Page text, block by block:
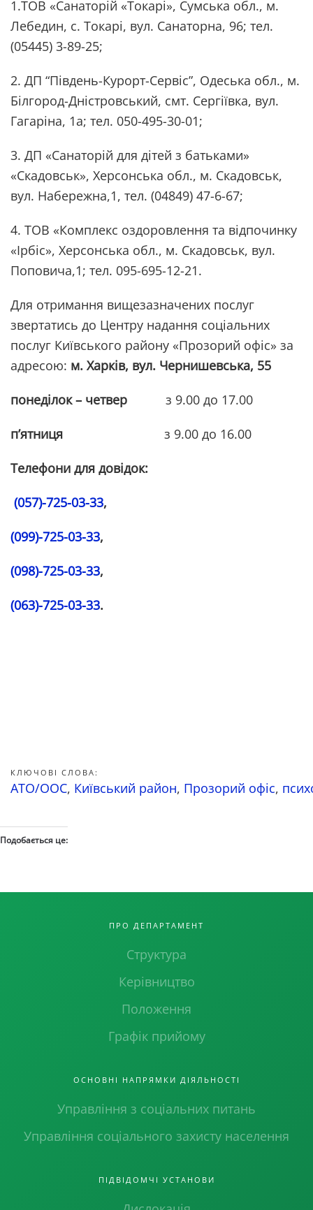
1.ТОВ «Санаторій «Токарі», Сумська обл., м.
Лебедин, с. Токарі, вул. Санаторна, 96; тел.
(05445) 3-89-25;
2. ДП “Південь-Курорт-Сервіс”, Одеська обл., м.
Білгород-Дністровський, смт. Сергіївка, вул.
Гагаріна, 1а; тел. 050-495-30-01;
3. ДП «Санаторій для дітей з батьками»
«Скадовськ», Херсонська обл., м. Скадовськ,
вул. Набережна,1, тел. (04849) 47-6-67;
4. ТОВ «Комплекс оздоровлення та відпочинку
«Ірбіс», Херсонська обл., м. Скадовськ, вул.
Поповича,1; тел. 095-695-12-21.
Для отримання вищезазначених послуг
звертатись до Центру надання соціальних
послуг Київського району «Прозорий офіс» за
адресою: м. Харків, вул. Чернишевська, 55
понеділок – четвер з 9.00 до 17.00
п’ятниця з 9.00 до 16.00
Телефони для довідок:
(057)-725-03-33,
(099)-725-03-33,
(098)-725-03-33,
(063)-725-03-33.
КЛЮЧОВІ СЛОВА:
АТО/ООС, Київський район, Прозорий офіс,
Подобається це:
ПРО ДЕПАРТАМЕНТ
Структура
Керівництво
Положення
Графік прийому
ОСНОВНІ НАПРЯМКИ ДІЯЛЬНОСТІ
Управління з соціальних питань
Управління соціального захисту населення
ПІДВІДОМЧІ УСТАНОВИ